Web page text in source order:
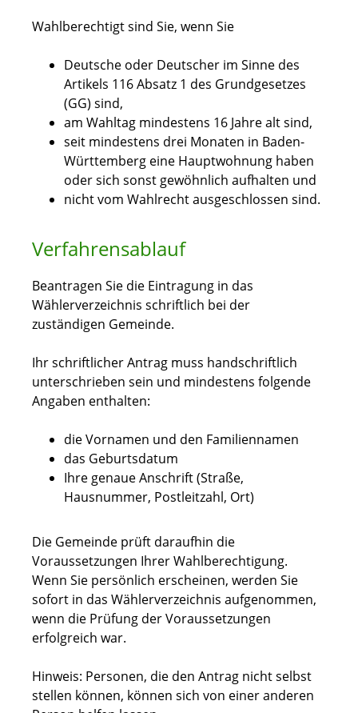
Wahlberechtigt sind Sie, wenn Sie
Deutsche oder Deutscher im Sinne des
Artikels 116 Absatz 1 des Grundgesetzes
(GG) sind,
am Wahltag mindestens 16 Jahre alt sind,
seit mindestens drei Monaten in Baden-
Württemberg eine Hauptwohnung haben
oder sich sonst gewöhnlich aufhalten und
nicht vom Wahlrecht ausgeschlossen sind.
Verfahrensablauf
Beantragen Sie die Eintragung in das
Wählerverzeichnis schriftlich bei der
zuständigen Gemeinde.
Ihr schriftlicher Antrag muss handschriftlich
unterschrieben sein und mindestens folgende
Angaben enthalten:
die Vornamen und den Familiennamen
das Geburtsdatum
Ihre genaue Anschrift (Straße,
Hausnummer, Postleitzahl, Ort)
Die Gemeinde prüft daraufhin die
Voraussetzungen Ihrer Wahlberechtigung.
Wenn Sie persönlich erscheinen, werden Sie
sofort in das Wählerverzeichnis aufgenommen,
wenn die Prüfung der Voraussetzungen
erfolgreich war.
Hinweis: Personen, die den Antrag nicht selbst
stellen können, können sich von einer anderen